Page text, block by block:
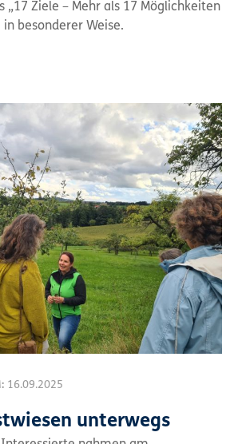
„17 Ziele – Mehr als 17 Möglichkeiten
besonderer Weise.
16.09.2025
unterwegs